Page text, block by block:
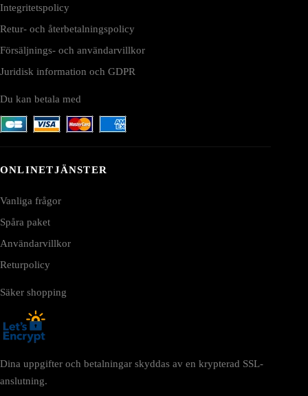
Integritetspolicy
Retur- och återbetalningspolicy
Försäljnings- och användarvillkor
Juridisk information och GDPR
Du kan betala med
ONLINETJÄNSTER
Vanliga frågor
Spåra paket
Användarvillkor
Returpolicy
Säker shopping
Dina uppgifter och betalningar skyddas av en krypterad SSL-
anslutning.